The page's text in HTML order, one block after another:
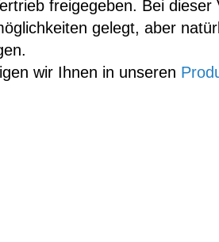
freigegeben. Bei dieser
gelegt, aber
wir Ihnen in unseren